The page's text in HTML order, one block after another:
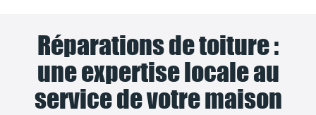
Réparations de toiture :
une expertise locale au
service de votre maison